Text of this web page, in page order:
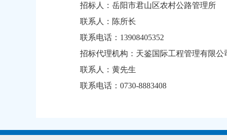
招标人：岳阳市君山区农村公路管理所
联系人：陈所长
联系电话：13908405352
招标代理机构：天鉴国际工程管理有限公
联系人：黄先生
联系电话：0730-8883408